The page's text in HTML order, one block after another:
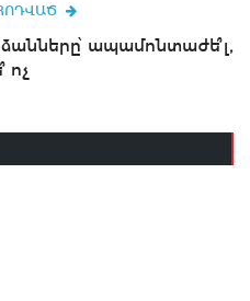
ապամոնտաժե՞լ,
ոչ